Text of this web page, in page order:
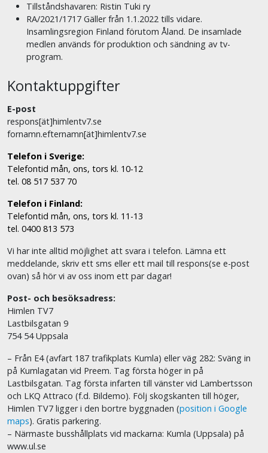
Tillståndshavaren: Ristin Tuki ry
RA/2021/1717 Gäller från 1.1.2022 tills vidare.
Insamlingsregion Finland förutom Åland. De insamlade
medlen används för produktion och sändning av tv-
program.
Kontaktuppgifter
E-post
respons[ät]himlentv7.se
fornamn.efternamn[ät]himlentv7.se
Telefon i Sverige:
Telefontid mån, ons, tors kl. 10-12
tel. 08 517 537 70
Telefon i Finland:
Telefontid mån, ons, tors kl. 11-13
tel. 0400 813 573
Vi har inte alltid möjlighet att svara i telefon. Lämna ett
meddelande, skriv ett sms eller ett mail till respons(se e-post
ovan) så hör vi av oss inom ett par dagar!
Post- och besöksadress:
Himlen TV7
Lastbilsgatan 9
754 54 Uppsala
– Från E4 (avfart 187 trafikplats Kumla) eller väg 282: Sväng in
på Kumlagatan vid Preem. Tag första höger in på
Lastbilsgatan. Tag första infarten till vänster vid Lambertsson
och LKQ Attraco (f.d. Bildemo). Följ skogskanten till höger,
Himlen TV7 ligger i den bortre byggnaden (position i Google
maps). Gratis parkering.
– Närmaste busshållplats vid mackarna: Kumla (Uppsala) på
www.ul.se